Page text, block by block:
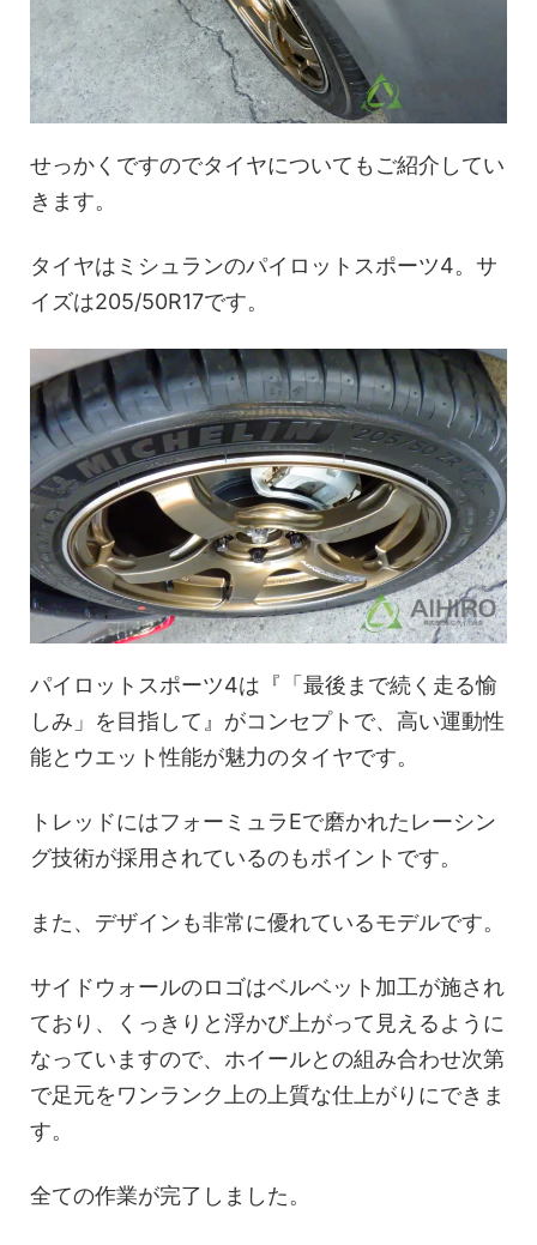
せっかくですのでタイヤについてもご紹介してい
きます。
タイヤはミシュランのパイロットスポーツ4。サ
イズは205/50R17です。
パイロットスポーツ4は『「最後まで続く走る愉
しみ」を目指して』がコンセプトで、高い運動性
能とウエット性能が魅力のタイヤです。
トレッドにはフォーミュラEで磨かれたレーシン
グ技術が採用されているのもポイントです。
また、デザインも非常に優れているモデルです。
サイドウォールのロゴはベルベット加工が施され
ており、くっきりと浮かび上がって見えるように
なっていますので、ホイールとの組み合わせ次第
で足元をワンランク上の上質な仕上がりにできま
す。
全ての作業が完了しました。